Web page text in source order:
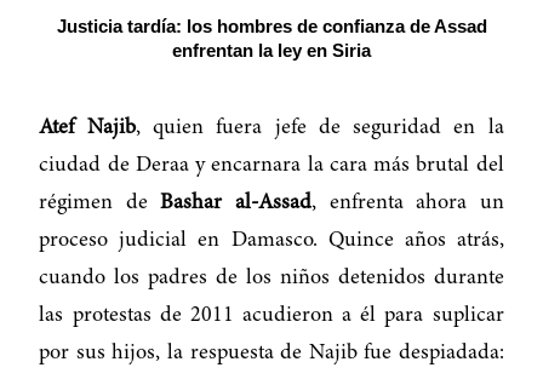
Justicia tardía: los hombres de confianza de Assad
enfrentan la ley en Siria
Atef Najib, quien fuera jefe de seguridad en la
ciudad de Deraa y encarnara la cara más brutal del
régimen deBashar al-Assad, enfrenta ahora un
proceso judicial en Damasco. Quince años atrás,
cuando los padres de los niños detenidos durante
las protestas de 2011 acudieron a él para suplicar
por sus hijos, la respuesta de Najib fue despiadada: